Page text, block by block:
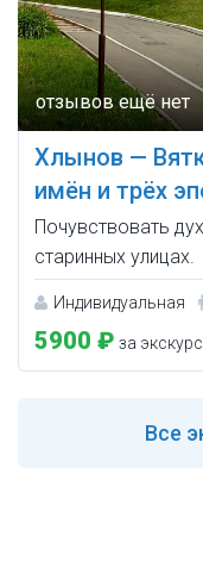
Хлынов —
имён и трёх
Почувствовать
старинных улицах.
Индивидуальная
5900 ₽ за
Все